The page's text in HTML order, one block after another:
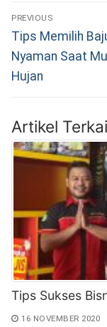
Navigasi
pos
PREVIOUS
Previous
post:
Tips Memilih
Nyaman Saat
Hujan
Artikel
Tips Sukses
16 NOVEMBER 2020